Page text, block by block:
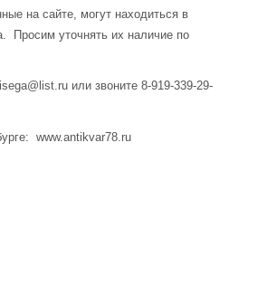
на сайте, могут находиться в
Просим уточнять их наличие по
или звоните 8-919-339-29-
www.antikvar78.ru